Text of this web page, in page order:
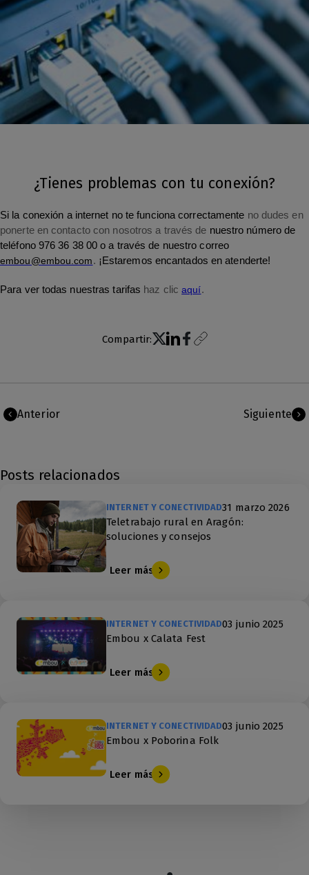
¿Tienes problemas con tu conexión?
Si la conexión a internet no te funciona correctamente no dudes en
ponerte en contacto con nosotros a través de nuestro número de
teléfono 976 36 38 00 o a través de nuestro correo
embou@embou.com. ¡Estaremos encantados en atenderte!
Para ver todas nuestras tarifas haz clicaquí.
Compartir:
Anterior Siguiente
Posts relacionados
INTERNET Y CONECTIVIDAD31 marzo 2026
Teletrabajo rural en Aragón:
soluciones y consejos
Leer más
INTERNET Y CONECTIVIDAD03 junio 2025
Embou x Calata Fest
Leer más
INTERNET Y CONECTIVIDAD03 junio 2025
Embou x Poborina Folk
Leer más